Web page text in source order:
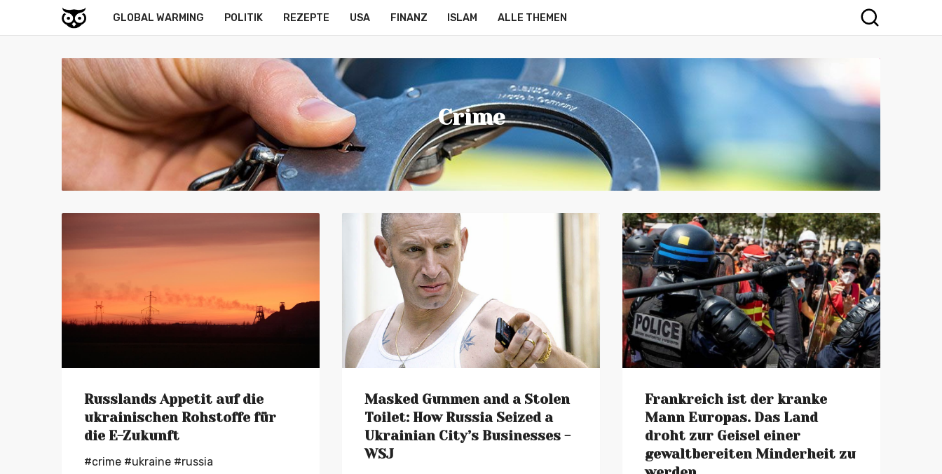
GLOBAL WARMING POLITIK REZEPTE USA FINANZ ISLAM ALLE THEMEN
Crime
Russlands Appetit auf die
ukrainischen Rohstoffe für
die E-Zukunft
#crime #ukraine #russia
Masked Gunmen and a Stolen
Toilet: How Russia Seized a
Ukrainian City’s Businesses -
WSJ
Frankreich ist der kranke
Mann Europas. Das Land
droht zur Geisel einer
gewaltbereiten Minderheit zu